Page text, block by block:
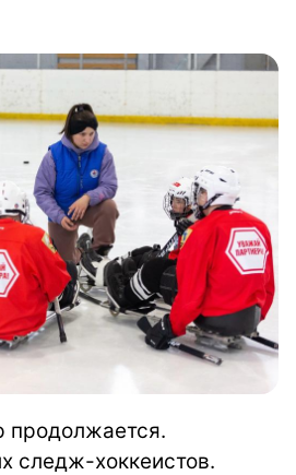
продолжается.
следж-хоккеистов.